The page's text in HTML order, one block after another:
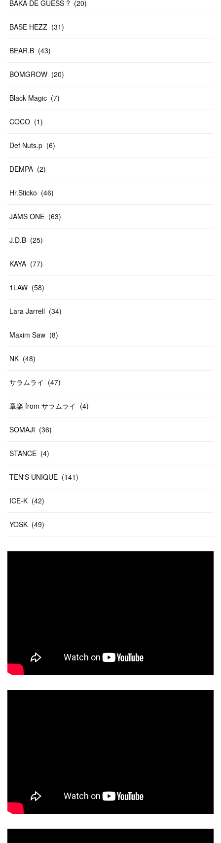
BAKA DE GUESS ? (20)
BASE HEZZ (31)
BEAR.B (43)
BOMGROW (20)
Black Magic (7)
COCO (1)
Def Nuts.p (6)
DEMPA (2)
Hr.Sticko (46)
JAMS ONE (63)
J.D.B (25)
KAYA (77)
1LAW (58)
Lara Jarrell (34)
Maxim Saw (8)
NK (48)
サラムライ (47)
章楽 from サラムライ (4)
SOMAJI (36)
STANCE (4)
TEN'S UNIQUE (141)
ICE-K (42)
YOSK (49)